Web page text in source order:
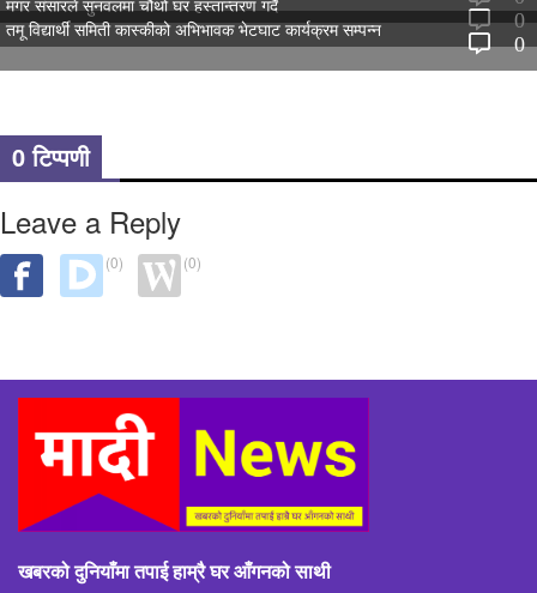
0
0
तमू विद्यार्थी समिती कास्कीको अभिभावक भेटघाट कार्यक्रम सम्पन्न
0 टिप्पणी
Leave a Reply
(0) (0)
खबरको दुनियाँमा तपाई हाम्रै घर आँगनको साथी